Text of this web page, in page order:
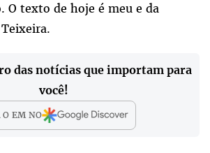
O texto de hoje é meu e da
das notícias que importam para
você!
O EMNO